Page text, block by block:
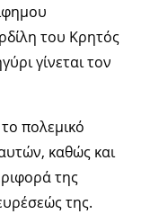
του Κρητός
γίνεται τον
πολεμικό
καθώς και
της
της.